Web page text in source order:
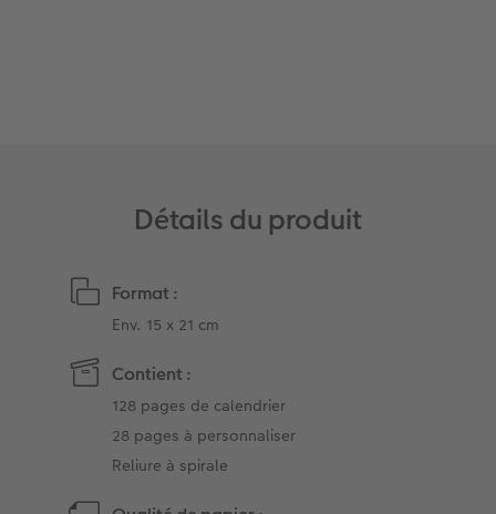
Détails du produit
Format :
Env. 15 x 21 cm
Contient :
128 pages de calendrier
28 pages à personnaliser
Reliure à spirale